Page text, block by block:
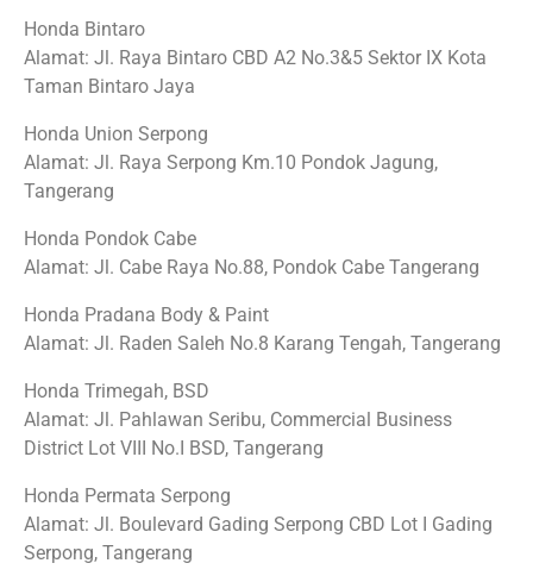
Honda Bintaro
Alamat: Jl. Raya Bintaro CBD A2 No.3&5 Sektor IX Kota
Taman Bintaro Jaya
Honda Union Serpong
Alamat: Jl. Raya Serpong Km.10 Pondok Jagung,
Tangerang
Honda Pondok Cabe
Alamat: Jl. Cabe Raya No.88, Pondok Cabe Tangerang
Honda Pradana Body & Paint
Alamat: Jl. Raden Saleh No.8 Karang Tengah, Tangerang
Honda Trimegah, BSD
Alamat: Jl. Pahlawan Seribu, Commercial Business
District Lot VIII No.I BSD, Tangerang
Honda Permata Serpong
Alamat: Jl. Boulevard Gading Serpong CBD Lot I Gading
Serpong, Tangerang